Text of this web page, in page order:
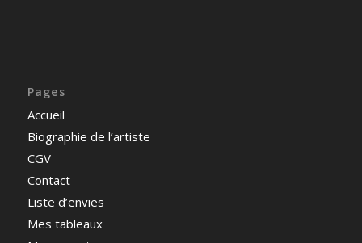
Pages
Accueil
Biographie de l’artiste
CGV
Contact
Liste d’envies
Mes tableaux